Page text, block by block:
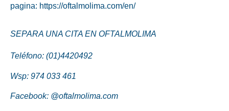
pagina: https://oftalmolima.com/en/
SEPARA UNA CITA EN OFTALMOLIMA
Teléfono: (01)4420492
Wsp: 974 033 461
Facebook: @oftalmolima.com